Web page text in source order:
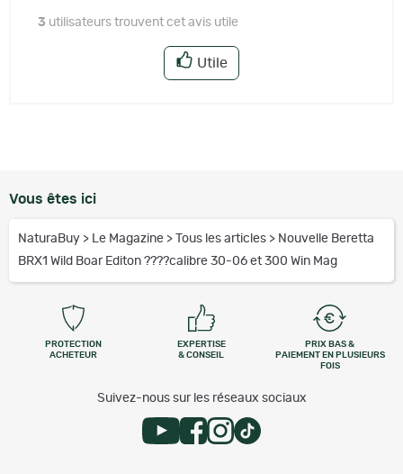
3 utilisateurs trouvent cet avis utile
Utile
Vous êtes ici
NaturaBuy > Le Magazine > Tous les articles > Nouvelle Beretta
BRX1 Wild Boar Editon ????calibre 30-06 et 300 Win Mag
PROTECTION
ACHETEUR
EXPERTISE
& CONSEIL
PRIX BAS &
PAIEMENT EN PLUSIEURS
FOIS
Suivez-nous sur les réseaux sociaux